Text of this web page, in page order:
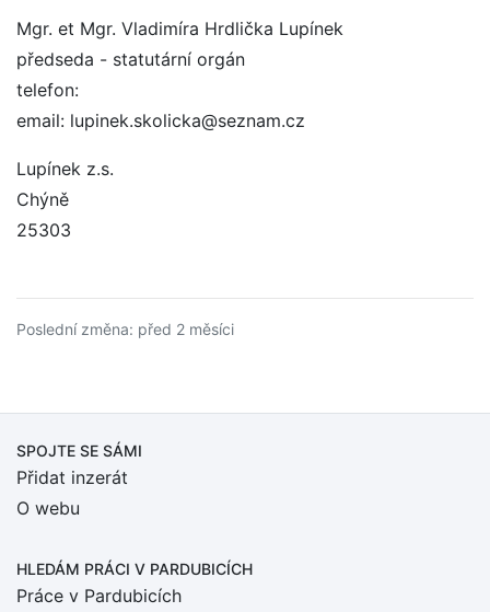
Mgr. et Mgr. Vladimíra Hrdlička Lupínek
předseda - statutární orgán
telefon:
email: lupinek.skolicka@seznam.cz
Lupínek z.s.
Chýně
25303
Poslední změna: před 2 měsíci
SPOJTE SE SÁMI
Přidat inzerát
O webu
HLEDÁM PRÁCI V PARDUBICÍCH
Práce v Pardubicích